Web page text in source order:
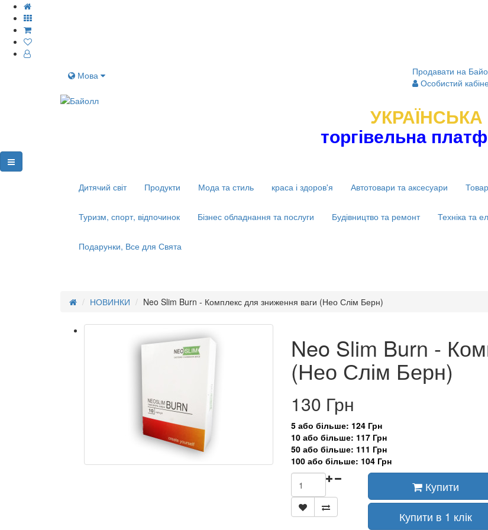
Мова
Продавати на
Особистий
УКРАЇНСЬКА
торгівельна
Дитячий світ Продукти Мода та стиль краса і здоров'я Автотовари та аксесуари
Туризм, спорт, відпочинок Бізнес обладнання та послуги Будівництво та ремонт Техніка та
Подарунки, Все для Свята
НОВИНКИ Neo Slim Burn - Комплекс для зниження ваги (Нео Слім Берн)
Neo Slim Burn -
(Нео Слім Берн)
130 Грн
5 або більше: 124 Грн
10 або більше: 117 Грн
50 або більше: 111 Грн
100 або більше: 104 Грн
Купити
Купити в 1 клік